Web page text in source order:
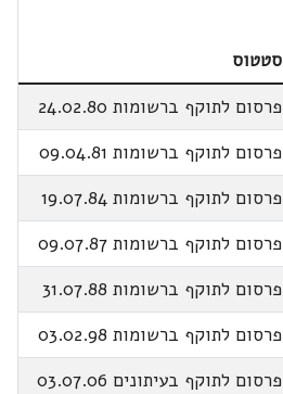
סטטוס
פרסום לתוקף ברשומות 24.02.80
פרסום לתוקף ברשומות 09.04.81
פרסום לתוקף ברשומות 19.07.84
פרסום לתוקף ברשומות 09.07.87
פרסום לתוקף ברשומות 31.07.88
פרסום לתוקף ברשומות 03.02.98
פרסום לתוקף בעיתונים 03.07.06